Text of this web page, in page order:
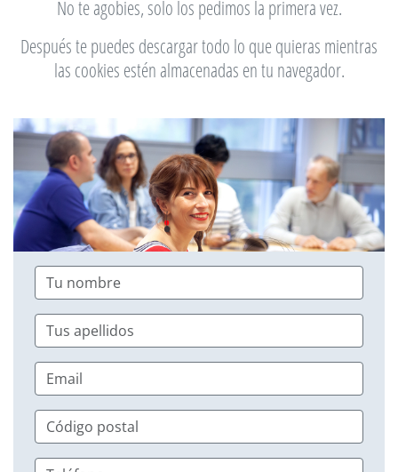
No te agobies, solo los pedimos la primera vez.
Después te puedes descargar todo lo que quieras mientras
las cookies estén almacenadas en tu navegador.